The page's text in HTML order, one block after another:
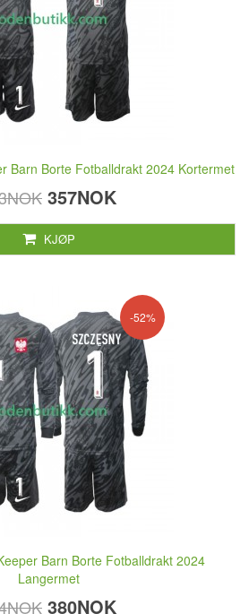
Barn Borte Fotballdrakt 2024 Kortermet
357NOK
KJØP
-52%
Barn Borte Fotballdrakt 2024
Langermet
380NOK